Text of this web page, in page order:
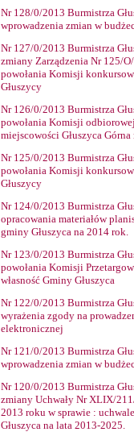
Nr 128/0/2013 Burmistrza
wprowadzenia zmian w
Nr 127/0/2013 Burmistrza
zmiany Zarządzenia Nr 125/
powołania Komisji
Głuszycy
Nr 126/0/2013 Burmistrza
powołania Komisji
miejscowości Głuszyca
Nr 125/0/2013 Burmistrza
powołania Komisji
Głuszycy
Nr 124/0/2013 Burmistrza
opracowania materiałów
gminy Głuszyca na 2014 rok.
Nr 123/0/2013 Burmistrza
powołania Komisji
własność Gminy Głuszyca
Nr 122/0/2013 Burmistrza
wyrażenia zgody na
elektronicznej
Nr 121/0/2013 Burmistrza
wprowadzenia zmian w
Nr 120/0/2013 Burmistrza
zmiany Uchwały Nr XLIX/
2013 roku w sprawie :
Głuszyca na lata 2013-2025.